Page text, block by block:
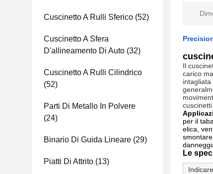
Cuscinetto A Rulli Sferico (52)
Cuscinetto A Sfera
D'allineamento Di Auto (32)
Cuscinetto A Rulli Cilindrico
(52)
Parti Di Metallo In Polvere
(24)
Binario Di Guida Lineare (29)
Piatti Di Attrito (13)
Il
carico
per il
elica,
Le